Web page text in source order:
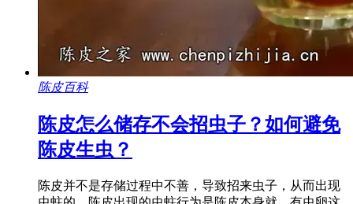
陈皮百科
陈皮怎么储存不会招虫子？如何避免
陈皮生虫？
陈皮并不是存储过程中不善，导致招来虫子，从而出现